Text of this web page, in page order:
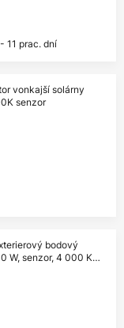
11 prac. dní
vonkajší solárny
senzor
bodový
W, senzor, 4 000 K